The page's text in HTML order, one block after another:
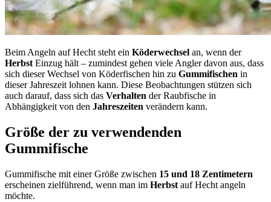
Beim Angeln auf Hecht steht ein Köderwechsel an, wenn der
Herbst Einzug hält – zumindest gehen viele Angler davon aus, dass
sich dieser Wechsel von Köderfischen hin zu Gummifischen in
dieser Jahreszeit lohnen kann. Diese Beobachtungen stützen sich
auch darauf, dass sich das Verhalten der Raubfische in
Abhängigkeit von den Jahreszeiten verändern kann.
Größe der zu verwendenden
Gummifische
Gummifische mit einer Größe zwischen 15 und 18 Zentimetern
erscheinen zielführend, wenn man im Herbst auf Hecht angeln
möchte.